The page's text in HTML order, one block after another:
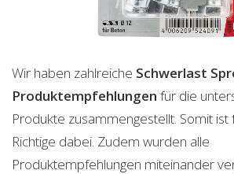
Wir haben zahlreiche Schwerlast
Produktempfehlungen für die
Produkte zusammengestellt. Somit ist
Richtige dabei. Zudem wurden alle
Produktempfehlungen miteinander